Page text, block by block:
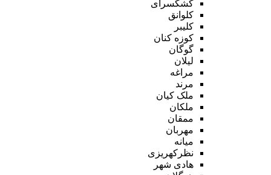
کشکسرای
کلوانق
کلیبر
کوزه کنان
گوگان
لیلان
مراغه
مرند
ملک کیان
ملکان
ممقان
مهربان
میانه
نظرکهریزی
هادی شهر